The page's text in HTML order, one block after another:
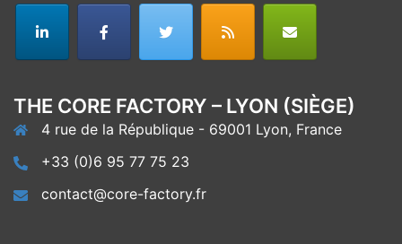
THE CORE FACTORY – LYON (SIÈGE)
4 rue de la République - 69001 Lyon, France
+33 (0)6 95 77 75 23
contact@core-factory.fr